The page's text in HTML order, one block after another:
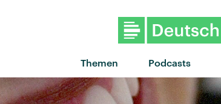
Themen Podcasts